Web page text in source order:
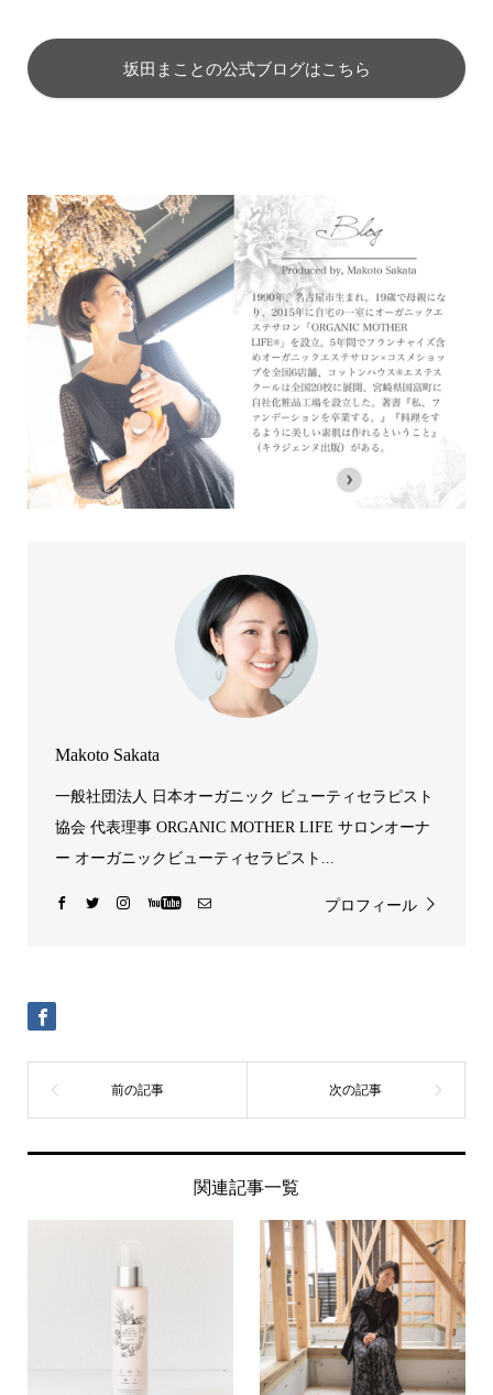
坂田まことの公式ブログはこちら
Makoto Sakata
一般社団法人 日本オーガニック ビューティセラピスト
協会 代表理事 ORGANIC MOTHER LIFE サロンオーナ
ー オーガニックビューティセラピスト...
プロフィール
関連記事一覧